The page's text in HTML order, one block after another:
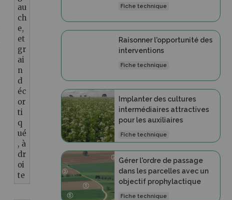
au
ch
e,
et
gr
ai
n
d
éc
or
ti
q
ué
, à
dr
oi
te
Fiche technique
Raisonner l'opportunité des
interventions
Fiche technique
Implanter des cultures
intermédiaires attractives
pour les auxiliaires
Fiche technique
Gérer l'ordre de passage
dans les parcelles avec un
objectif prophylactique
Fiche technique